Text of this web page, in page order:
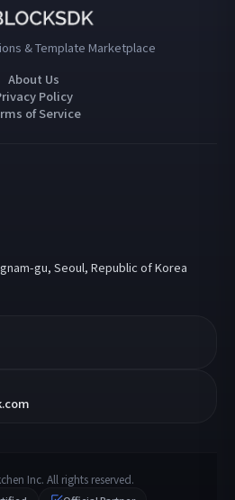
& Template Marketplace
About Us
Policy
of Service
gu, Seoul, Republic of Korea
Inc. All rights reserved.